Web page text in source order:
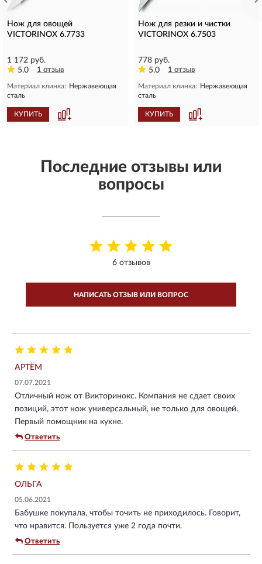
Нож для овощей
VICTORINOX 6.7733
1 172 руб.
5.0
1 отзыв
Материал клинка: Нержавеющая
сталь
КУПИТЬ
Нож для резки и чистки
VICTORINOX 6.7503
778 руб.
5.0
1 отзыв
Материал клинка: Нержавеющая
сталь
КУПИТЬ
Последние отзывы или
вопросы
6 отзывов
НАПИСАТЬ ОТЗЫВ ИЛИ ВОПРОС
АРТЁМ
07.07.2021
Отличный нож от Викторинокс. Компания не сдает своих
позиций, этот нож универсальный, не только для овощей.
Первый помощник на кухне.
Ответить
ОЛЬГА
05.06.2021
Бабушке покупала, чтобы точить не приходилось. Говорит,
что нравится. Пользуется уже 2 года почти.
Ответить